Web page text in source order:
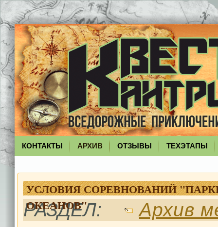
КОНТАКТЫ АРХИВ ОТЗЫВЫ ТЕХЭТАПЫ
УСЛОВИЯ СОРЕВНОВАНИЙ
ОКЕАНОВ"
РАЗДЕЛ: Архив